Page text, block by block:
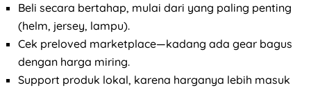
Beli secara bertahap, mulai dari yang paling penting
(helm, jersey, lampu).
Cek preloved marketplace—kadang ada gear bagus
dengan harga miring.
Support produk lokal, karena harganya lebih masuk